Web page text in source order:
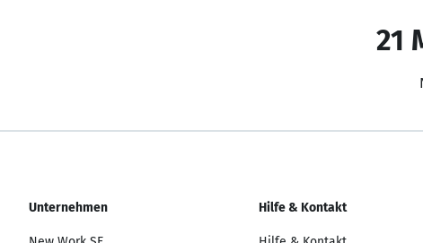
21
Unternehmen Hilfe & Kontakt